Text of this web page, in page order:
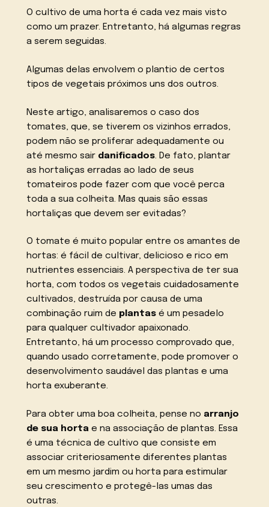
O cultivo de uma horta é cada vez mais visto
como um prazer. Entretanto, há algumas regras
a serem seguidas.
Algumas delas envolvem o plantio de certos
tipos de vegetais próximos uns dos outros.
Neste artigo, analisaremos o caso dos
tomates, que, se tiverem os vizinhos errados,
podem não se proliferar adequadamente ou
até mesmo sair danificados. De fato, plantar
as hortaliças erradas ao lado de seus
tomateiros pode fazer com que você perca
toda a sua colheita. Mas quais são essas
hortaliças que devem ser evitadas?
O tomate é muito popular entre os amantes de
hortas: é fácil de cultivar, delicioso e rico em
nutrientes essenciais. A perspectiva de ter sua
horta, com todos os vegetais cuidadosamente
cultivados, destruída por causa de uma
combinação ruim de plantas é um pesadelo
para qualquer cultivador apaixonado.
Entretanto, há um processo comprovado que,
quando usado corretamente, pode promover o
desenvolvimento saudável das plantas e uma
horta exuberante.
Para obter uma boa colheita, pense no arranjo
de sua horta e na associação de plantas. Essa
é uma técnica de cultivo que consiste em
associar criteriosamente diferentes plantas
em um mesmo jardim ou horta para estimular
seu crescimento e protegê-las umas das
outras.